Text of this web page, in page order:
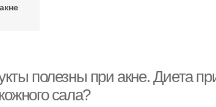
полезны при акне. Диета
сала?